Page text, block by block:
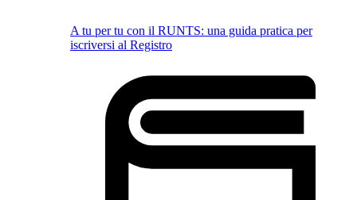
A tu per tu con il RUNTS: una guida pratica per
iscriversi al Registro